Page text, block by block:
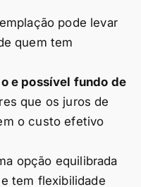
pode levar
quem tem
e possível fundo de
que os juros de
o custo efetivo
opção equilibrada
tem flexibilidade